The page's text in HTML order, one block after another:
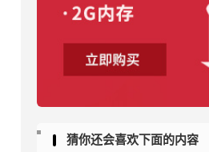
猜你还会喜欢下面的内容